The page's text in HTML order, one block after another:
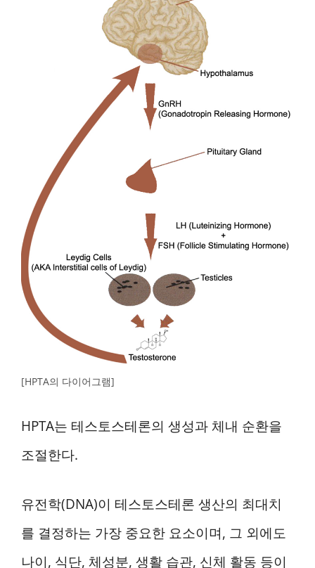
[HPTA의 다이어그램]
HPTA는 테스토스테론의 생성과 체내 순환을
조절한다.
유전학(DNA)이 테스토스테론 생산의 최대치
를 결정하는 가장 중요한 요소이며, 그 외에도
나이, 식단, 체성분, 생활 습관, 신체 활동 등이